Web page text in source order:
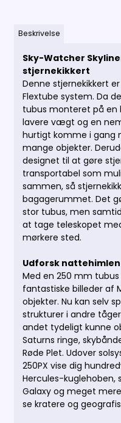
Beskrivelse
Sky-Watcher
stjernekikkert
Denne stjernekikkert
Flextube system. Da
tubus monteret på en
lavere vægt og en
hurtigt komme i gang
mange objekter.
designet til at gøre
transportabel som
sammen, så
bagagerummet. Det
stor tubus, men
at tage teleskopet
mørkere sted.
Udforsk nattehimlen
Med en 250 mm
fantastiske billeder af
objekter.Nu kan selv
strukturer i andre
andet tydeligt kunne
Saturns ringe,
Røde Plet. Udover
250PX vise dig
Hercules-kuglehoben,
Galaxy og meget
se kratere og